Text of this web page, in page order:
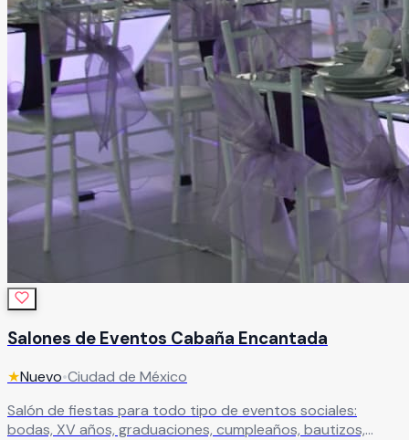
Salones de Eventos Cabaña Encantada
★Nuevo•Ciudad de México
Salón de fiestas para todo tipo de eventos sociales:
bodas, XV años, graduaciones, cumpleaños, bautizos,